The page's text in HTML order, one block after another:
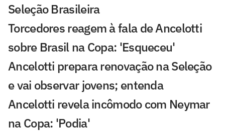
Seleção Brasileira
Torcedores reagem à fala de Ancelotti
sobre Brasil na Copa: 'Esqueceu'
Ancelotti prepara renovação na Seleção
e vai observar jovens; entenda
Ancelotti revela incômodo com Neymar
na Copa: 'Podia'